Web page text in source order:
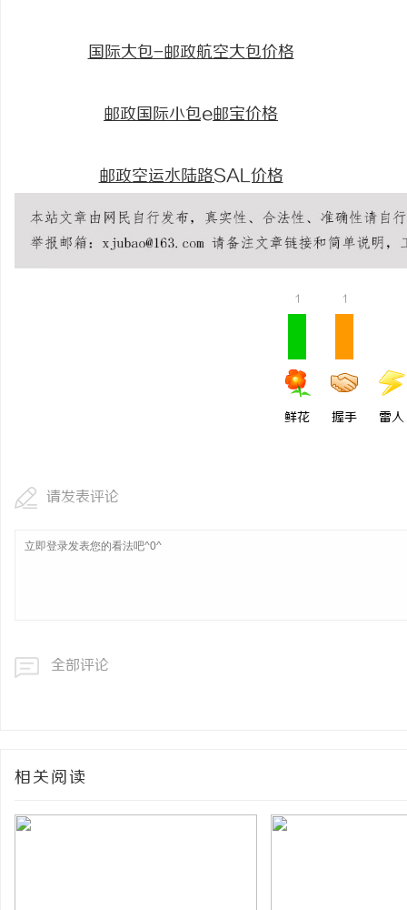
国际大包-邮政航空大包价格
邮政国际小包e邮宝价格
邮政空运水陆路SAL价格
1
鲜花
1
握手 雷人
请发表评论
全部评论
相关阅读